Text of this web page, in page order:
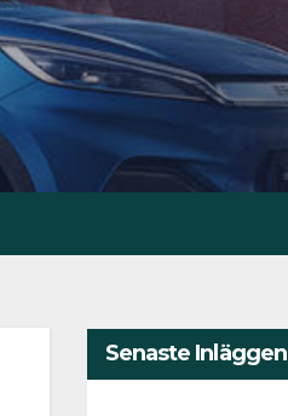
Senaste Inläggen